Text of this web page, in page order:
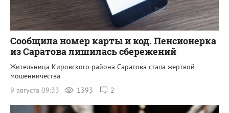
Сообщила номер карты и код. Пенсионерка
из Саратова лишилась сбережений
Жительница Кировского района Саратова стала жертвой
мошенничества
9 августа 09:33
1393 2